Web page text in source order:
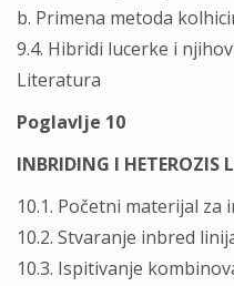
b. Primena metoda
9.4. Hibridi lucerke i
Literatura
Poglavlje 10
INBRIDING I HETEROZIS
10.1. Početni materijal za
10.2. Stvaranje inbred
10.3. Ispitivanje